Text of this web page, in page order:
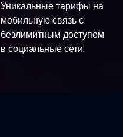
Уникальные тарифы на
мобильную связь с
безлимитным доступом
в социальные сети.